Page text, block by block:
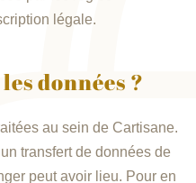
légale.
données ?
au sein de Cartisane.
transfert de données de
peut avoir lieu. Pour en